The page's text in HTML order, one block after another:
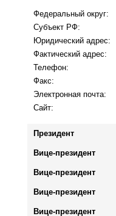
Федеральный округ:
Субъект РФ:
Юридический адрес:
Фактический адрес:
Телефон:
Факс:
Электронная почта:
Сайт:
Президент
Вице-президент
Вице-президент
Вице-президент
Вице-президент